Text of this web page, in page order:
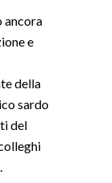
ancora
e
della
sardo
del